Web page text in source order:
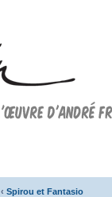
‹ Spirou et Fantasio